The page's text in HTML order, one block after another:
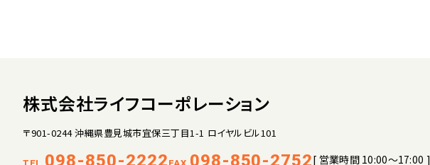
株式会社ライフコーポレーション
〒901-0244 沖縄県豊見城市宜保三丁目1-1 ロイヤルビル101
098-850-2222 098-850-2752[ 営業時間 10:00～17:00 ]